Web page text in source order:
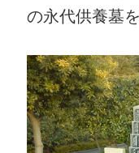
の永代供養墓